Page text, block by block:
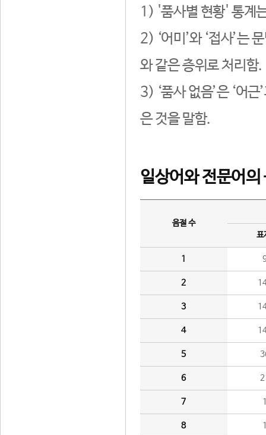
1) '품사별 현황' 통계
2) ‘어미’와 ‘접사’는
와 같은 층위로 처리함.
3) ‘품사 없음’은 ‘어
은 것을 말함.
일상어와 전문어의
음절 수
표
1
2
3
4
5
6
7
8